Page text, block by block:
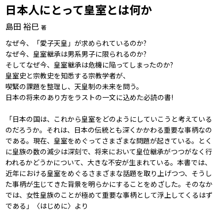
日本人にとって皇室とは何か
島田 裕巳 著
なぜ今、「愛子天皇」が求められているのか?
なぜ今、皇室継承は男系男子に限られるのか?
そしてなぜ今、皇室継承は危機に陥ってしまったのか?
皇室史と宗教史を知悉する宗教学者が、
喫緊の課題を整理し、天皇制の未来を問う。
日本の将来のあり方をラストの一文に込めた必読の書!
「日本の国は、これから皇室をどのようにしていこうと考えている
のだろうか。それは、日本の伝統とも深くかかわる重要な事柄なの
である。現在、皇室をめぐってさまざまな問題が起きている。とく
に皇族の数の減少は深刻で、将来において皇位継承がつつがなく行
われるかどうかについて、大きな不安が生まれている。本書では、
近年における皇室をめぐるさまざまな話題を取り上げつつ、そうし
た事柄が生じてきた背景を明らかにすることをめざした。そのなか
では、女性皇族のことが極めて重要な事柄として浮上してくるはず
である」――〈はじめに〉より